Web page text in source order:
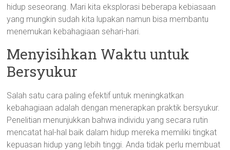
hidup seseorang. Mari kita eksplorasi beberapa kebiasaan
yang mungkin sudah kita lupakan namun bisa membantu
menemukan kebahagiaan sehari-hari.
Menyisihkan Waktu untuk
Bersyukur
Salah satu cara paling efektif untuk meningkatkan
kebahagiaan adalah dengan menerapkan praktik bersyukur.
Penelitian menunjukkan bahwa individu yang secara rutin
mencatat hal-hal baik dalam hidup mereka memiliki tingkat
kepuasan hidup yang lebih tinggi. Anda tidak perlu membuat